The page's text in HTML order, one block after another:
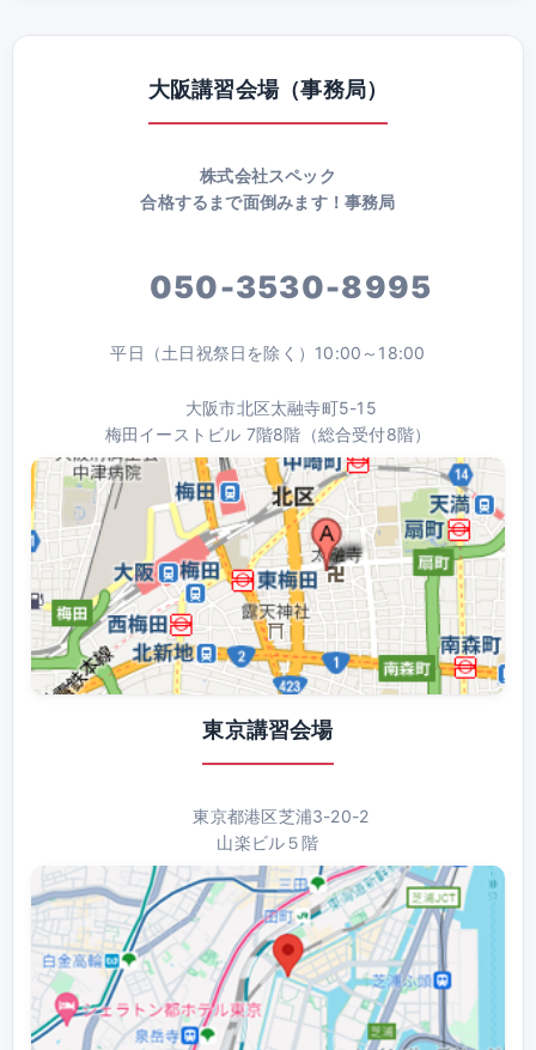
大阪講習会場（事務局）
株式会社スペック
合格するまで面倒みます！事務局
050-3530-8995
平日（土日祝祭日を除く）10:00～18:00
大阪市北区太融寺町5-15
梅田イーストビル 7階8階（総合受付8階）
東京講習会場
東京都港区芝浦3-20-2
山楽ビル５階